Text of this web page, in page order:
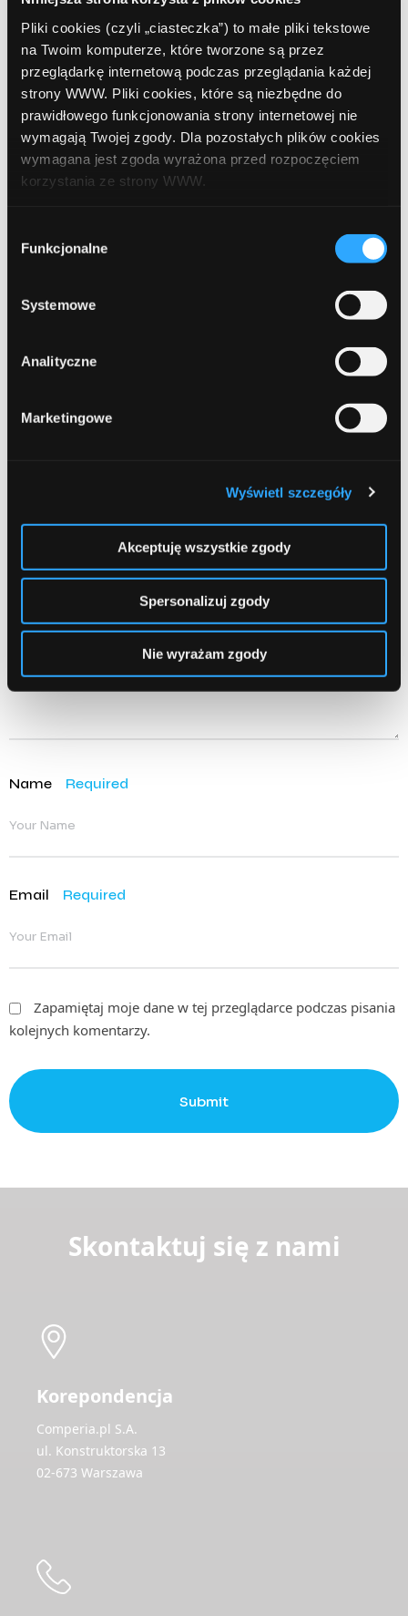
Pliki cookies (czyli „ciasteczka”) to małe pliki tekstowe
na Twoim komputerze, które tworzone są przez
przeglądarkę internetową podczas przeglądania każdej
strony WWW. Pliki cookies, które są niezbędne do
prawidłowego funkcjonowania strony internetowej nie
wymagają Twojej zgody. Dla pozostałych plików cookies
wymagana jest zgoda wyrażona przed rozpoczęciem
korzystania ze strony WWW.
formy korzystania z plików cookies. Więcej:
Polityka
zgody
Funkcjonalne
Systemowe
Analityczne
Marketingowe
Wyświetl szczegóły
Akceptuję wszystkie zgody
Spersonalizuj zgody
Nie wyrażam zgody
Strona główna
Tags: dedykowani konsultanci
nowa tabela prowizji
nowości w ComperiaLead
program partnerski
statystyki kampanii
wyższe konwersje
zaawansowana wyszukiwarka
zarabiaj więcej
Prev Article Next Article
Leave a comment
Required
Name Required
Email Required
Zapamiętaj moje dane w tej przeglądarce podczas pisania
kolejnych komentarzy.
Submit
Skontaktuj się z nami
Korepondencja
Comperia.pl S.A.
ul. Konstruktorska 13
02-673 Warszawa